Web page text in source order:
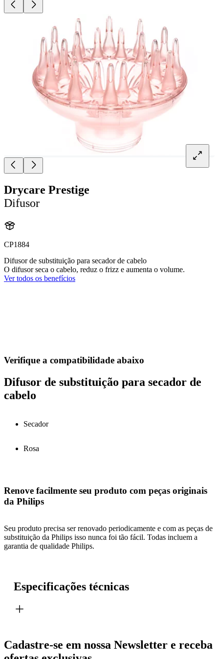
Drycare Prestige
Difusor
CP1884
Difusor de substituição para secador de cabelo
O difusor seca o cabelo, reduz o frizz e aumenta o volume.
Ver todos os benefícios
Verifique a compatibilidade abaixo
Difusor de substituição para secador de
cabelo
Secador
Rosa
Renove facilmente seu produto com peças originais
da Philips
Seu produto precisa ser renovado periodicamente e com as peças de
substituição da Philips isso nunca foi tão fácil. Todas incluem a
garantia de qualidade Philips.
Especificações técnicas
Cadastre-se em nossa Newsletter e receba